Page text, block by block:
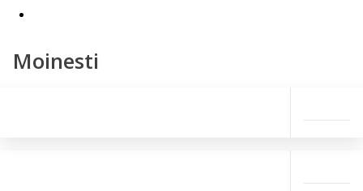
Moinesti